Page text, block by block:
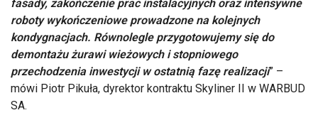
fasady, zakończenie prac instalacyjnych oraz intensywne
roboty wykończeniowe prowadzone na kolejnych
kondygnacjach. Równolegle przygotowujemy się do
demontażu żurawi wieżowych i stopniowego
przechodzenia inwestycji w ostatnią fazę realizacji” –
mówi Piotr Pikuła, dyrektor kontraktu Skyliner II w WARBUD
SA.